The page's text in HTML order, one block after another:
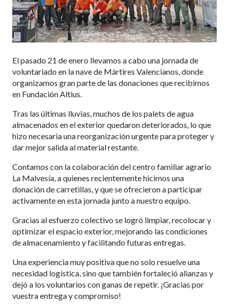
El pasado 21 de enero llevamos a cabo una jornada de
voluntariado en la nave de Mártires Valencianos, donde
organizamos gran parte de las donaciones que recibimos
en Fundación Altius.
Tras las últimas lluvias, muchos de los palets de agua
almacenados en el exterior quedaron deteriorados, lo que
hizo necesaria una reorganización urgente para proteger y
dar mejor salida al material restante.
Contamos con la colaboración del centro familiar agrario
La Malvesía, a quienes recientemente hicimos una
donación de carretillas, y que se ofrecieron a participar
activamente en esta jornada junto a nuestro equipo.
Gracias al esfuerzo colectivo se logró limpiar, recolocar y
optimizar el espacio exterior, mejorando las condiciones
de almacenamiento y facilitando futuras entregas.
Una experiencia muy positiva que no solo resuelve una
necesidad logística, sino que también fortaleció alianzas y
dejó a los voluntarios con ganas de repetir. ¡Gracias por
vuestra entrega y compromiso!